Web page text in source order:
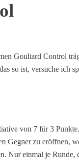
Goultard Control
so ist, versuche ich
von 7 für 3
Gegner zu eröffnen,
Nur einmal je